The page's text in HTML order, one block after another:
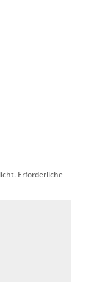
Erforderliche